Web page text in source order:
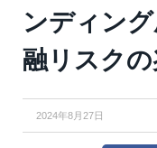
ンディン
融リスク
2024年8月27日